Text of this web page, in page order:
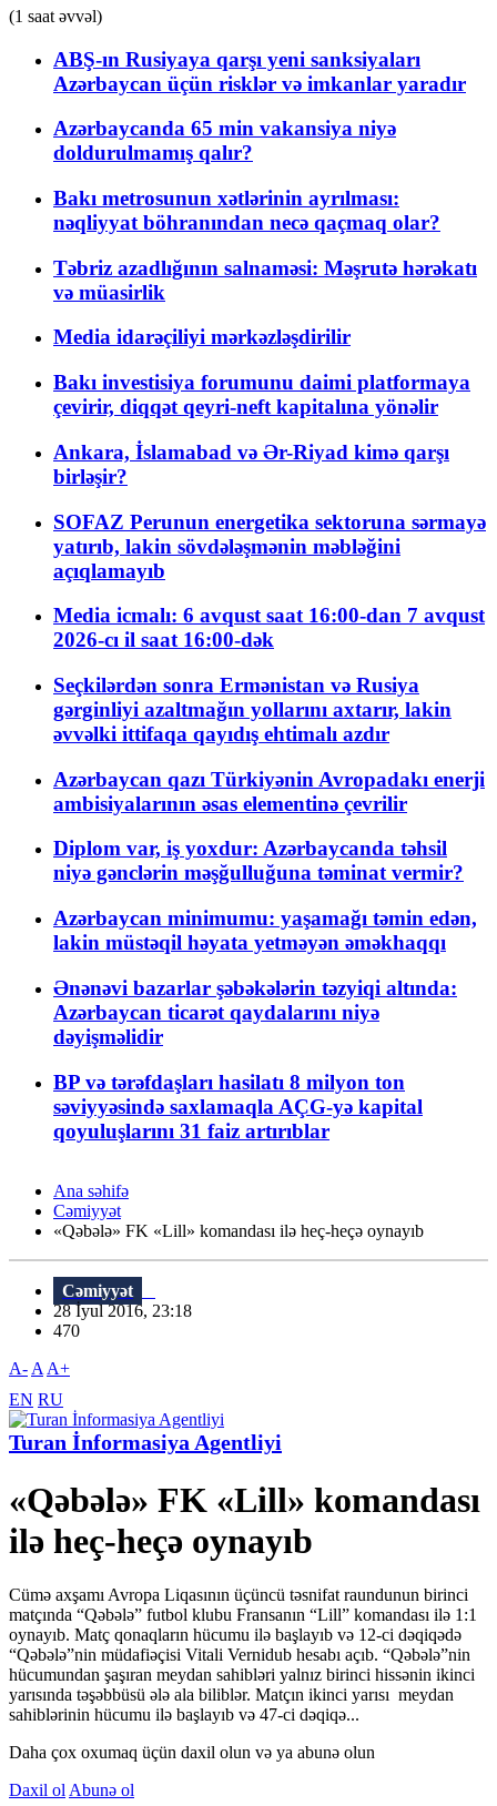
(1 saat əvvəl)
ABŞ-ın Rusiyaya qarşı yeni sanksiyaları
Azərbaycan üçün risklər və imkanlar yaradır
Azərbaycanda 65 min vakansiya niyə
doldurulmamış qalır?
Bakı metrosunun xətlərinin ayrılması:
nəqliyyat böhranından necə qaçmaq olar?
Təbriz azadlığının salnaməsi: Məşrutə hərəkatı
və müasirlik
Media idarəçiliyi mərkəzləşdirilir
Bakı investisiya forumunu daimi platformaya
çevirir, diqqət qeyri-neft kapitalına yönəlir
Ankara, İslamabad və Ər-Riyad kimə qarşı
birləşir?
SOFAZ Perunun energetika sektoruna sərmayə
yatırıb, lakin sövdələşmənin məbləğini
açıqlamayıb
Media icmalı: 6 avqust saat 16:00-dan 7 avqust
2026-cı il saat 16:00-dək
Seçkilərdən sonra Ermənistan və Rusiya
gərginliyi azaltmağın yollarını axtarır, lakin
əvvəlki ittifaqa qayıdış ehtimalı azdır
Azərbaycan qazı Türkiyənin Avropadakı enerji
ambisiyalarının əsas elementinə çevrilir
Diplom var, iş yoxdur: Azərbaycanda təhsil
niyə gənclərin məşğulluğuna təminat vermir?
Azərbaycan minimumu: yaşamağı təmin edən,
lakin müstəqil həyata yetməyən əməkhaqqı
Ənənəvi bazarlar şəbəkələrin təzyiqi altında:
Azərbaycan ticarət qaydalarını niyə
dəyişməlidir
BP və tərəfdaşları hasilatı 8 milyon ton
səviyyəsində saxlamaqla AÇG-yə kapital
qoyuluşlarını 31 faiz artırıblar
Ana səhifə
Cəmiyyət
«Qəbələ» FK «Lill» komandası ilə heç-heçə oynayıb
Cəmiyyət
28 İyul 2016, 23:18
470
A- A A+
EN RU
Turan İnformasiya Agentliyi
«Qəbələ» FK «Lill» komandası
ilə heç-heçə oynayıb
Cümə axşamı Avropa Liqasının üçüncü təsnifat raundunun birinci
matçında “Qəbələ” futbol klubu Fransanın “Lill” komandası ilə 1:1
oynayıb. Matç qonaqların hücumu ilə başlayıb və 12-ci dəqiqədə
“Qəbələ”nin müdafiəçisi Vitali Vernidub hesabı açıb. “Qəbələ”nin
hücumundan şaşıran meydan sahibləri yalnız birinci hissənin ikinci
yarısında təşəbbüsü ələ ala biliblər. Matçın ikinci yarısı meydan
sahiblərinin hücumu ilə başlayıb və 47-ci dəqiqə...
Daha çox oxumaq üçün daxil olun və ya abunə olun
Daxil ol Abunə ol